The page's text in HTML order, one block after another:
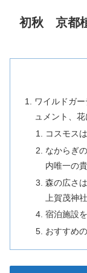
初秋 京都
ワイルドガ
ュメント、
コスモス
なからぎ
内唯一の
森の広さ
上賀茂神
宿泊施設
おすすめ